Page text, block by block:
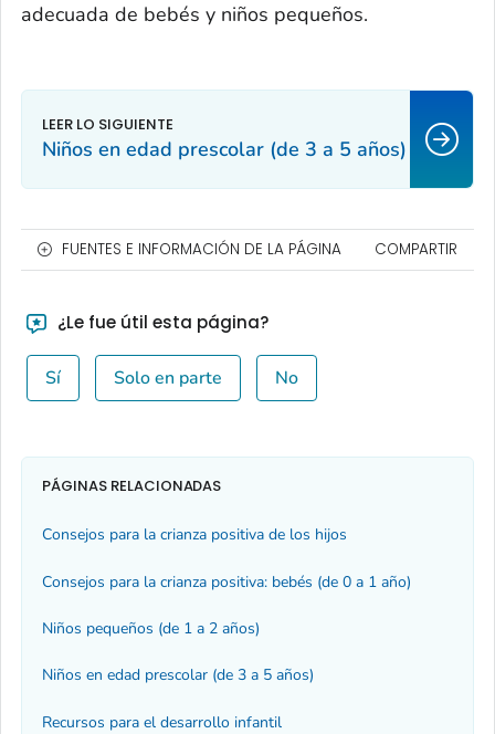
adecuada de bebés y niños pequeños.
Niños en edad prescolar (de 3 a 5 años)
FUENTES E INFORMACIÓN DE LA PÁGINA COMPARTIR
¿Le fue útil esta página?
Sí Solo en parte No
PÁGINAS RELACIONADAS
Consejos para la crianza positiva de los hijos
Consejos para la crianza positiva: bebés (de 0 a 1 año)
Niños pequeños (de 1 a 2 años)
Niños en edad prescolar (de 3 a 5 años)
Recursos para el desarrollo infantil